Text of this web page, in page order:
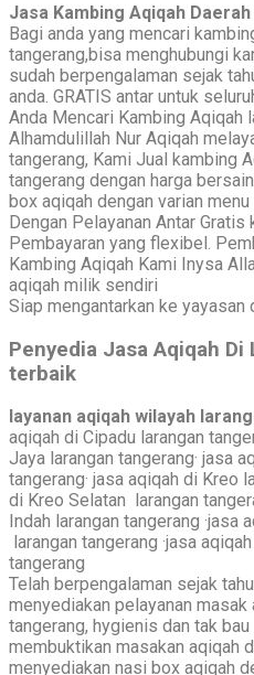
Jasa Kambing Aqiqah
Bagi anda yang mencari
tangerang,bisa menghubungi
sudah berpengalaman sejak
anda. GRATIS antar untuk
Anda Mencari Kambing Aqiqah
Alhamdulillah Nur Aqiqah
tangerang, Kami Jual kambing
tangerang dengan harga
box aqiqah dengan varian
Dengan Pelayanan Antar
Pembayaran yang flexibel.
Kambing Aqiqah Kami Inysa
aqiqah milik sendiri
Siap mengantarkan ke yayasan
Penyedia Jasa Aqiqah Di
terbaik
layanan aqiqah wilayah
aqiqah di Cipadu larangan
Jaya larangan tangerang· jasa
tangerang· jasa aqiqah di Kreo
di Kreo Selatan larangan
Indah larangan tangerang ·jasa
larangan tangerang ·jasa
tangerang
Telah berpengalaman sejak
menyediakan pelayanan masak
tangerang, hygienis dan tak
membuktikan masakan aqiqah
menyediakan nasi box aqiqah